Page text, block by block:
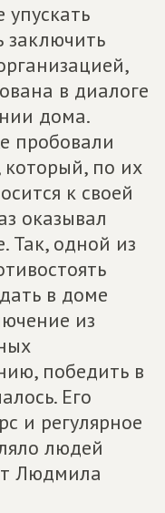
упускать
заключить
в диалоге
дома.
пробовали
по их
к своей
оказывал
Так, одной из
в доме
из
победить в
Его
и регулярное
людей
Людмила